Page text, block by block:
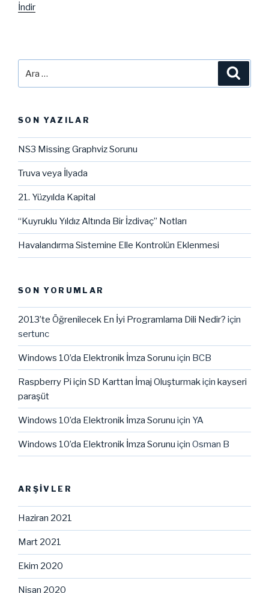
İndir
SON YAZILAR
NS3 Missing Graphviz Sorunu
Truva veya İlyada
21. Yüzyılda Kapital
“Kuyruklu Yıldız Altında Bir İzdivaç” Notları
Havalandırma Sistemine Elle Kontrolün Eklenmesi
SON YORUMLAR
2013’te Öğrenilecek En İyi Programlama Dili Nedir? için
sertunc
Windows 10’da Elektronik İmza Sorunu için BCB
Raspberry Pi için SD Karttan İmaj Oluşturmak için kayseri
paraşüt
Windows 10’da Elektronik İmza Sorunu için YA
Windows 10’da Elektronik İmza Sorunu için Osman B
ARŞIVLER
Haziran 2021
Mart 2021
Ekim 2020
Nisan 2020